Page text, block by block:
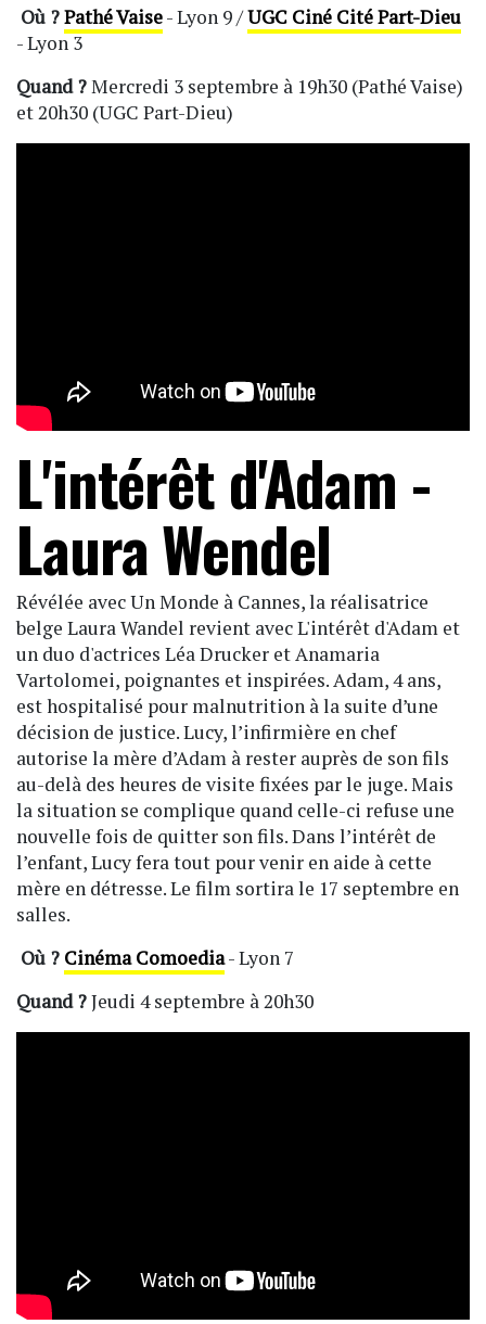
Où ?Pathé Vaise- Lyon 9 /UGC Ciné Cité Part-Dieu
- Lyon 3
Quand ?Mercredi 3 septembre à 19h30 (Pathé Vaise)
et 20h30 (UGC Part-Dieu)
L'intérêt d'Adam -
Laura Wendel
Révélée avec Un Monde à Cannes, la réalisatrice
belge Laura Wandel revient avec L'intérêt d'Adam et
un duo d'actrices Léa Drucker et Anamaria
Vartolomei, poignantes et inspirées. Adam, 4 ans,
est hospitalisé pour malnutrition à la suite d’une
décision de justice. Lucy, l’infirmière en chef
autorise la mère d’Adam à rester auprès de son fils
au-delà des heures de visite fixées par le juge. Mais
la situation se complique quand celle-ci refuse une
nouvelle fois de quitter son fils. Dans l’intérêt de
l’enfant, Lucy fera tout pour venir en aide à cette
mère en détresse. Le film sortira le 17 septembre en
salles.
Où ? Cinéma Comoedia- Lyon 7
Quand ?Jeudi 4 septembre à 20h30